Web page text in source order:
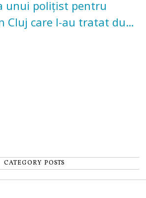
unui polițist pentru
Cluj care l-au tratat după
CATEGORY POSTS